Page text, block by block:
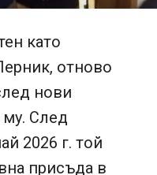
като
отново
нови
му. След
2026 г. той
присъда в